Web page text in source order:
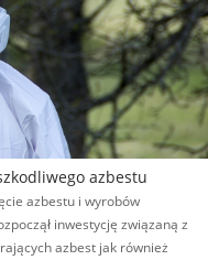
azbestu
azbestu i wyrobów
inwestycję związaną z
azbest jak również